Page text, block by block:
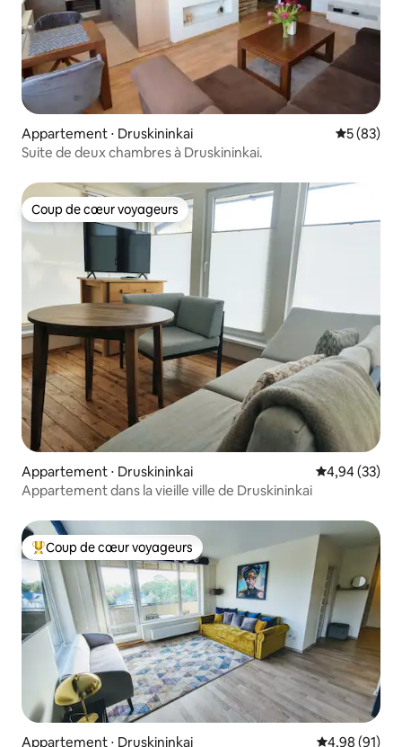
Appartement ⋅ Druskininkai
5 (83)
Suite de deux chambres à Druskininkai.
Coup de cœur voyageurs
Coup de cœur voyageurs
Appartement ⋅ Druskininkai Évaluation
4,94 (33)
Appartement dans la vieille ville de Druskininkai
Coups de cœur voyageurs les plus appréciés
Coup de cœur voyageurs
Appartement ⋅ Druskininkai Évaluation
4,98 (91)